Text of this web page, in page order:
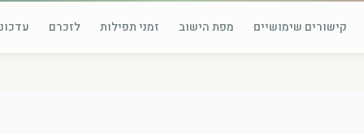
קישורים שימושיים מפת הישוב זמני תפילות לזכרם